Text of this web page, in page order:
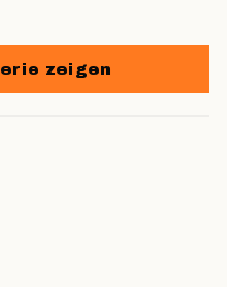
zeigen